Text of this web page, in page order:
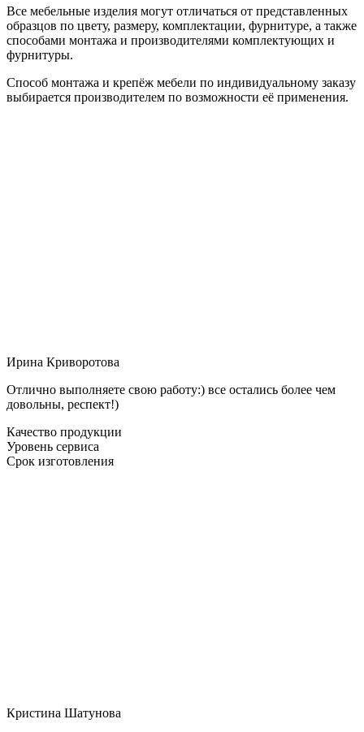
Все мебельные изделия могут отличаться от представленных
образцов по цвету, размеру, комплектации, фурнитуре, а также
способами монтажа и производителями комплектующих и
фурнитуры.
Способ монтажа и крепёж мебели по индивидуальному заказу
выбирается производителем по возможности её применения.
Ирина Криворотова
Отлично выполняете свою работу:) все остались более чем
довольны, респект!)
Качество продукции
Уровень сервиса
Срок изготовления
Кристина Шатунова